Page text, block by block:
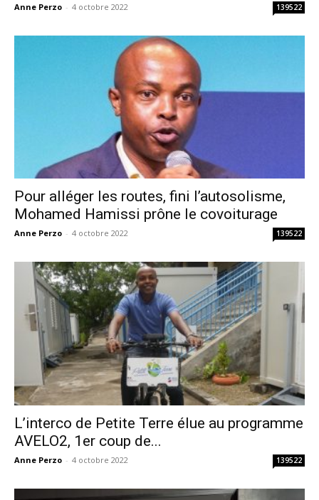
Anne Perzo - 4 octobre 2022 139522
Pour alléger les routes, fini l’autosolisme,
Mohamed Hamissi prône le covoiturage
Anne Perzo - 4 octobre 2022 139522
L’interco de Petite Terre élue au programme
AVELO2, 1er coup de...
Anne Perzo - 4 octobre 2022 139522